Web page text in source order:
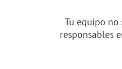
Tu equipo no
responsables